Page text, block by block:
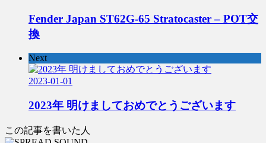
Fender Japan ST62G-65 Stratocaster – POT交
換
Next
2023-01-01
2023年 明けましておめでとうございます
この記事を書いた人